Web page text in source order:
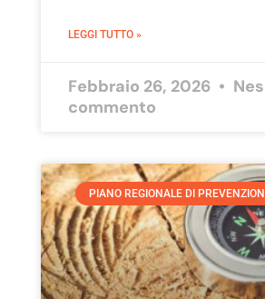
LEGGI TUTTO »
Febbraio 26, 2026
commento
PIANO REGIONALE DI